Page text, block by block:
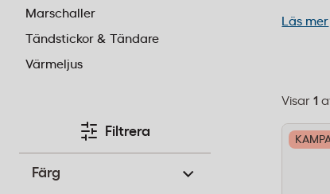
inom
Läs mer
Välj
Visar1
Marschaller
Tändstickor & Tändare
Värmeljus
Filtrera
Färg